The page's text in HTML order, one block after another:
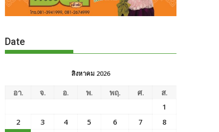
Date
สิงหาคม 2026
อา. จ. อ. พ. พฤ. ศ.
ส.
1
2
3 4 5 6 7
8